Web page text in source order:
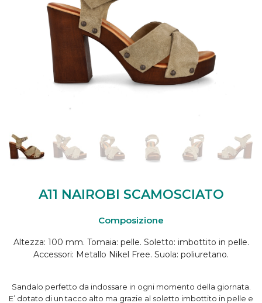
A11 NAIROBI SCAMOSCIATO
Composizione
Altezza: 100 mm. Tomaia: pelle. Soletto: imbottito in pelle.
Accessori: Metallo Nikel Free. Suola: poliuretano.
Sandalo perfetto da indossare in ogni momento della giornata.
E’ dotato di un tacco alto ma grazie al soletto imbottito in pelle e